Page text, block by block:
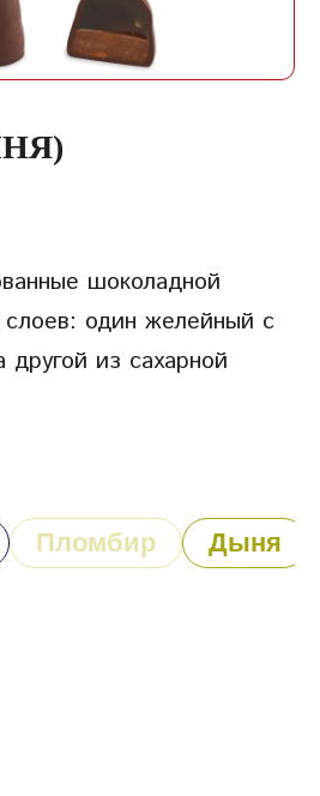
шоколадной
слоев: один желейный с
из сахарной
Пломбир Дыня
УЧЕТНУЮ
ЗАПИСЬ